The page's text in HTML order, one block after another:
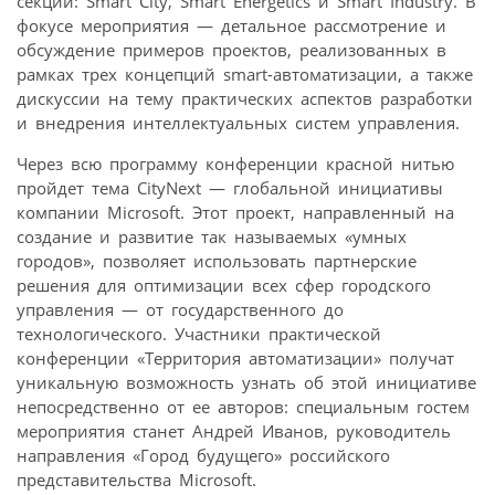
фокусе мероприятия — детальное рассмотрение и
обсуждение примеров проектов, реализованных в
рамках трех концепций smart-автоматизации, а также
дискуссии на тему практических аспектов разработки
и внедрения интеллектуальных систем управления.
Через всю программу конференции красной нитью
пройдет тема CityNext — глобальной инициативы
компании Microsoft. Этот проект, направленный на
создание и развитие так называемых «умных
городов», позволяет использовать партнерские
решения для оптимизации всех сфер городского
управления — от государственного до
технологического. Участники практической
конференции «Территория автоматизации» получат
уникальную возможность узнать об этой инициативе
непосредственно от ее авторов: специальным гостем
мероприятия станет Андрей Иванов, руководитель
направления «Город будущего» российского
представительства Microsoft.